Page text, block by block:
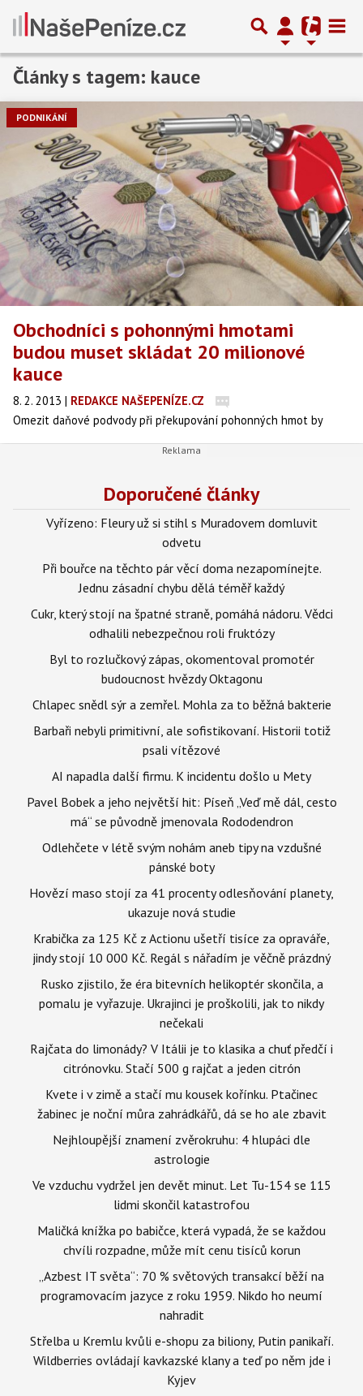
Články s tagem: kauce
PODNIKÁNÍ
Obchodníci s pohonnými hmotami
budou muset skládat 20 milionové
kauce
8. 2. 2013 | REDAKCE NAŠEPENÍZE.CZ
Omezit daňové podvody při překupování pohonných hmot by
mohlo podle koaličních poslanců Jana Kubaty (ODS), Jana Bureše
(ODS) pomoci zavedení 20milionové kauce při zakládání nových
sněmovním čtením.Doporučené články
Vyřízeno: Fleury už si stihl s Muradovem domluvit
odvetu
Při bouřce na těchto pár věcí doma nezapomínejte.
Jednu zásadní chybu dělá téměř každý
Cukr, který stojí na špatné straně, pomáhá nádoru. Vědci
odhalili nebezpečnou roli fruktózy
Byl to rozlučkový zápas, okomentoval promotér
budoucnost hvězdy Oktagonu
Chlapec snědl sýr a zemřel. Mohla za to běžná bakterie
Barbaři nebyli primitivní, ale sofistikovaní. Historii totiž
psali vítězové
AI napadla další firmu. K incidentu došlo u Mety
Pavel Bobek a jeho největší hit: Píseň „Veď mě dál, cesto
má“ se původně jmenovala Rododendron
Odlehčete v létě svým nohám aneb tipy na vzdušné
pánské boty
Hovězí maso stojí za 41 procenty odlesňování planety,
ukazuje nová studie
Krabička za 125 Kč z Actionu ušetří tisíce za opraváře,
jindy stojí 10 000 Kč. Regál s nářadím je věčně prázdný
Rusko zjistilo, že éra bitevních helikoptér skončila, a
pomalu je vyřazuje. Ukrajinci je proškolili, jak to nikdy
nečekali
Rajčata do limonády? V Itálii je to klasika a chuť předčí i
citrónovku. Stačí 500 g rajčat a jeden citrón
Kvete i v zimě a stačí mu kousek kořínku. Ptačinec
žabinec je noční můra zahrádkářů, dá se ho ale zbavit
Nejhloupější znamení zvěrokruhu: 4 hlupáci dle
astrologie
Ve vzduchu vydržel jen devět minut. Let Tu-154 se 115
lidmi skončil katastrofou
Maličká knížka po babičce, která vypadá, že se každou
chvíli rozpadne, může mít cenu tisíců korun
„Azbest IT světa“: 70 % světových transakcí běží na
programovacím jazyce z roku 1959. Nikdo ho neumí
nahradit
Střelba u Kremlu kvůli e-shopu za biliony, Putin panikaří.
Wildberries ovládají kavkazské klany a teď po něm jde i
Kyjev